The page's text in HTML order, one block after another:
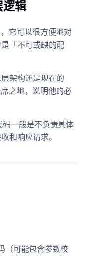
辑
它可以很方便地对
「不可或缺的配
架构还是现在的
之地，说明他的必
一般是不负责具体
和响应请求。
（可能包含参数校